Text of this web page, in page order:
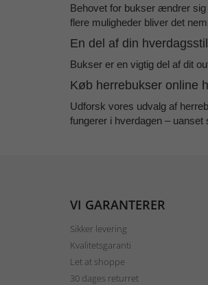
Behovet for bukser ændrer sig
flere muligheder bliver det
En del af din hverdagsstil
Bukser er en vigtig del af dit
Køb herrebukser online
Udforsk vores udvalg af
fungerer i hverdagen –
VI GARANTERER
Sikker levering
Kvalitetsgaranti
Let at shoppe
30 dages returret